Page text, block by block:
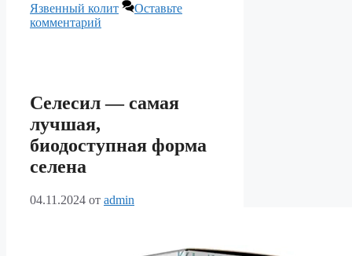
Язвенный колит
Оставьте
комментарий
Селесил — самая
лучшая,
биодоступная форма
селена
04.11.2024 от admin